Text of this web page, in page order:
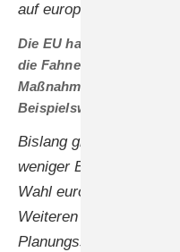
auf europäische
Die EU hat sich die
die Fahnen geschrieben.
Maßnahmen aus
Beispielsweise
Bislang gibt es nichts
weniger Bürokratie und
Wahl europäischer
Weiteren sehen wir die
Planungssicherheit und